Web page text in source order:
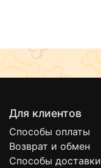
Для клиентов
Способы оплаты
Возврат и обмен
Способы доставки